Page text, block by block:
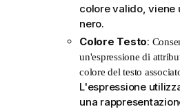
colore valido, viene
nero.
Colore Testo:
un'espressione di
colore del testo
L'espressione
una